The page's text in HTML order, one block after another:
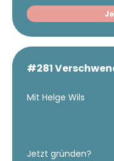
#281
Mit Helge Wils
Jetzt gründen?